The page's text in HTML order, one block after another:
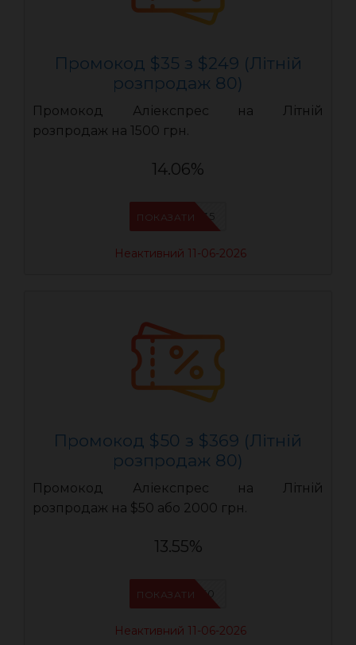
Промокод $35 з $249 (Літній
розпродаж 80)
Промокод Аліекспрес на Літній
розпродаж на 1500 грн.
14.06%
LR35
ПОКАЗАТИ
Неактивний 11-06-2026
Промокод $50 з $369 (Літній
розпродаж 80)
Промокод Аліекспрес на Літній
розпродаж на $50 або 2000 грн.
13.55%
LR50
ПОКАЗАТИ
Неактивний 11-06-2026